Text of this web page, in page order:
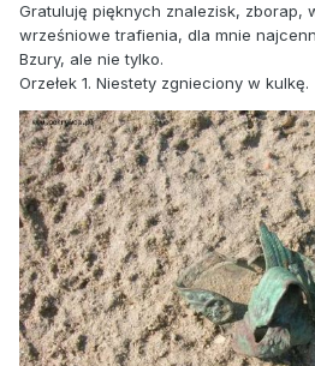
Gratuluję pięknych znalezisk, zborap,
wrześniowe trafienia, dla mnie
Bzury, ale nie tylko.
Orzełek 1. Niestety zgnieciony w kulkę.